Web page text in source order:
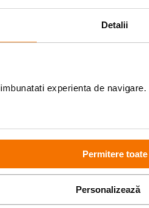
Detalii
experienta de
Permitere toate
Personalizează
creatorilor
si oferte pregatite special
Livrare gratuita
499lei